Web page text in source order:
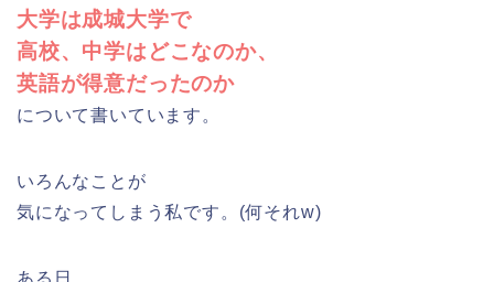
大学は成城大学で
高校、中学はどこなのか、
英語が得意だったのか
について書いています。
いろんなことが
気になってしまう私です。(何それw)
ある日、